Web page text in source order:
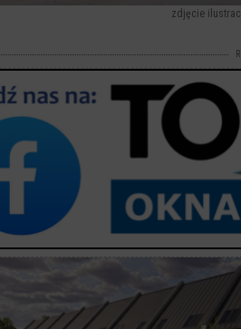
zdjęcie